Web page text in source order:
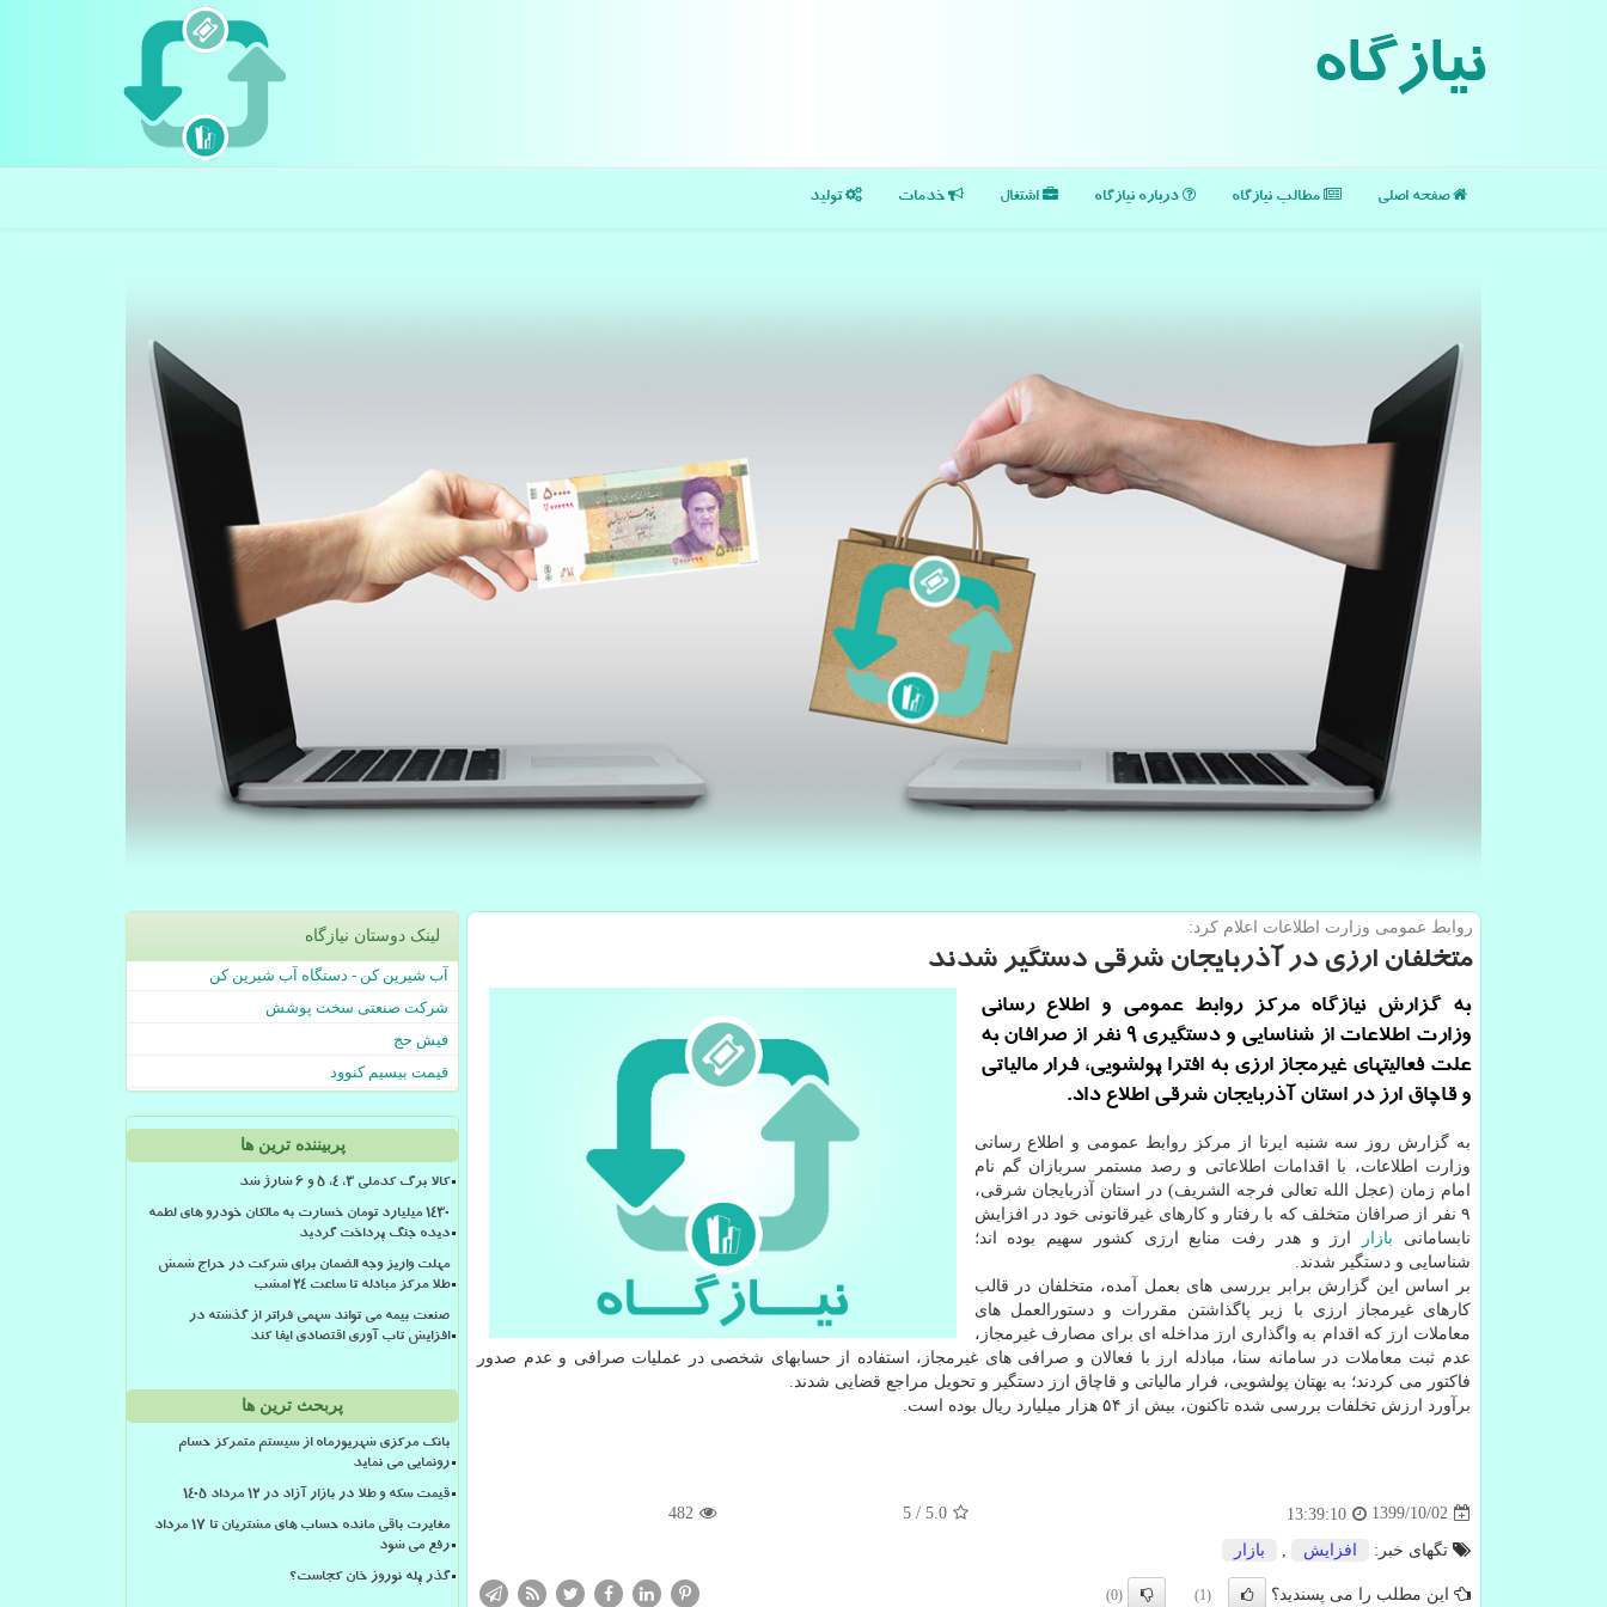
نیازگاه
صفحه اصلی مطالب نیازگاه درباره نیازگاه اشتغال خدمات تولید
روابط عمومی وزارت اطلاعات اعلام كرد:
متخلفان ارزی در آذربایجان شرقی دستگیر شدند
به گزارش نیازگاه مرکز روابط عمومی و اطلاع رسانی
وزارت اطلاعات از شناسایی و دستگیری 9 نفر از صرافان به
علت فعالیتهای غیرمجاز ارزی به افترا پولشویی، فرار مالیاتی
و قاچاق ارز در استان آذربایجان شرقی اطلاع داد.
به گزارش روز سه شنبه ایرنا از مرکز روابط عمومی و اطلاع رسانی
وزارت اطلاعات، با اقدامات اطلاعاتی و رصد مستمر سربازان گم نام
امام زمان (عجل الله تعالی فرجه الشریف) در استان آذربایجان شرقی،
۹ نفر از صرافان متخلف که با رفتار و کارهای غیرقانونی خود در افزایش
نابسامانی بازار
ارز و هدر رفت منابع ارزی کشور سهیم بوده اند؛
شناسایی و دستگیر شدند.
بر اساس این گزارش برابر بررسی های بعمل آمده، متخلفان در قالب
کارهای غیرمجاز ارزی با زیر پاگذاشتن مقررات و دستورالعمل های
معاملات ارز که اقدام به واگذاری ارز مداخله ای برای مصارف غیرمجاز،
عدم ثبت معاملات در سامانه سنا، مبادله ارز با فعالان و صرافی های غیرمجاز، استفاده از حسابهای شخصی در عملیات صرافی و عدم صدور
فاکتور می کردند؛ به بهتان پولشویی، فرار مالیاتی و قاچاق ارز دستگیر و تحویل مراجع قضایی شدند.
برآورد ارزش تخلفات بررسی شده تاکنون، بیش از ۵۴ هزار میلیارد ریال بوده است.
1399/10/02
13:39:10
5.0
/
5
482
تگهای خبر: افزایش بازار
این مطلب را می پسندید؟ (1)
(0)
لینک دوستان نیازگاه
آب شیرین کن - دستگاه آب شیرین کن
شرکت صنعتی سخت پوشش
فیش حج
قیمت بیسیم کنوود
پربیننده ترین ها
کالا برگ کدملی 3، 4، 5 و 6 شارژ شد
۱۴۳۰ میلیارد تومان خسارت به مالکان خودرو های لطمه
دیده جنگ پرداخت گردید
مهلت واریز وجه الضمان برای شرکت در حراج شمش
طلا مرکز مبادله تا ساعت ۲۴ امشب
صنعت بیمه می تواند سهمی فراتر از گذشته در
افزایش تاب آوری اقتصادی ایفا کند
پربحث ترین ها
بانک مرکزی شهریورماه از سیستم متمرکز حسام
رونمایی می نماید
قیمت سکه و طلا در بازار آزاد در ۱۲ مرداد ۱۴۰۵
مغایرت باقی مانده حساب های مشتریان تا 17 مرداد
رفع می شود
گذر پله نوروز خان کجاست؟